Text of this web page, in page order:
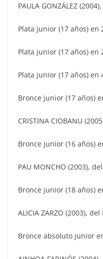
PAULA GONZÁLEZ
Plata junior (17 años) en
Plata junior (17 años) en
Plata junior (17 años) en
Bronce junior (17 años)
CRISTINA CIOBANU
Bronce junior (16 años)
PAU MONCHO (2003),
Bronce junior (18 años)
ALICIA ZARZO (2003), del
Bronce absoluto junior